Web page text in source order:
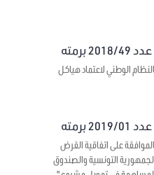
برمته
الوطني لاعتماد هياكل
برمته
على اتفاقية القرض
25 ديسمبر 2018 بين الجمهورية التونسية والصندوق